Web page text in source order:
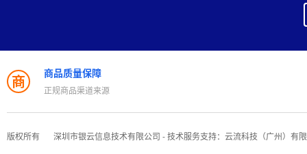
商 商品质量保障
正规商品渠道来源
版权所有 深圳市银云信息技术有限公司 - 技术服务支持：云流科技（广州）有